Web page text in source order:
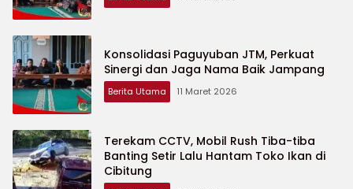
Konsolidasi Paguyuban JTM, Perkuat
Sinergi dan Jaga Nama Baik Jampang
Berita Utama 11 Maret 2026
Terekam CCTV, Mobil Rush Tiba-tiba
Banting Setir Lalu Hantam Toko Ikan di
Cibitung